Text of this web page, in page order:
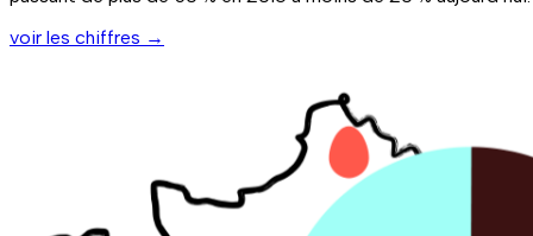
voir les chiffres →